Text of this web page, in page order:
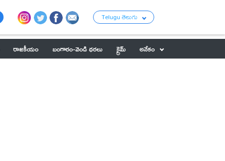
Telugu తెలుగు
రాజకీయం బంగారం-వెండి ధరలు క్రైమ్
అనేకం